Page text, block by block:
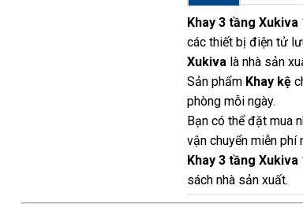
Khay 3 tầng Xukiva
các thiết bị điện tử
Xukivalà nhà sản
Sản phẩm Khay kệ
phòng mỗi ngày.
Bạn có thể đặt mua
vận chuyển miễn phí
Khay 3 tầng Xukiva
sách nhà sản xuất.